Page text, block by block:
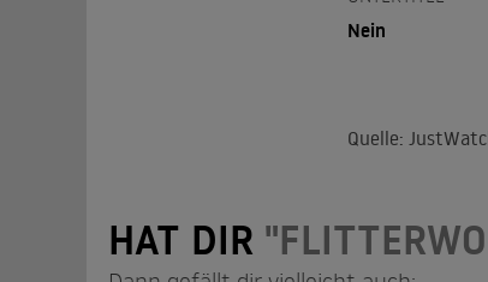
Nein
Quelle:
HAT DIR